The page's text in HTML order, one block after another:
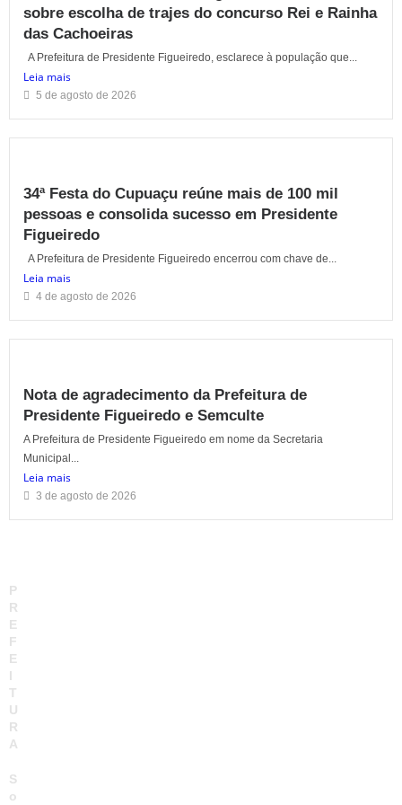
sobre escolha de trajes do concurso Rei e Rainha
das Cachoeiras
A Prefeitura de Presidente Figueiredo, esclarece à população que...
Leia mais
5 de agosto de 2026
34ª Festa do Cupuaçu reúne mais de 100 mil
pessoas e consolida sucesso em Presidente
Figueiredo
A Prefeitura de Presidente Figueiredo encerrou com chave de...
Leia mais
4 de agosto de 2026
Nota de agradecimento da Prefeitura de
Presidente Figueiredo e Semculte
A Prefeitura de Presidente Figueiredo em nome da Secretaria
Municipal...
Leia mais
3 de agosto de 2026
P
R
E
F
E
I
T
U
R
A
S
o